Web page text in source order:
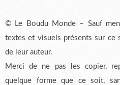
© Le Boudu Monde – Sauf
textes et visuels présents sur ce
de leur auteur.
Merci de ne pas les copier,
quelque forme que ce soit,